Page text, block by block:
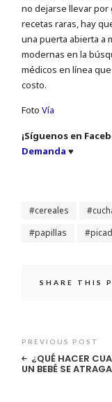
no dejarse llevar
recetas raras, hay
una puerta abierta a
modernas en la
médicos en línea
costo.
FotoVía
¡Síguenos en
Demanda ♥
cereales
papillas
SHARE THIS
PREVIOUS POST
¿QUÉ HACER
UN BEBÉ SE